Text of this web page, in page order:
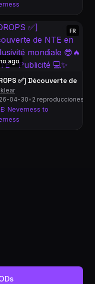
exclusivité mondiale 😎🔥 |
ago
FR
✅] Découverte de
04-30• 2 reproducciones
Neverness to
|| Road to Partner!!!